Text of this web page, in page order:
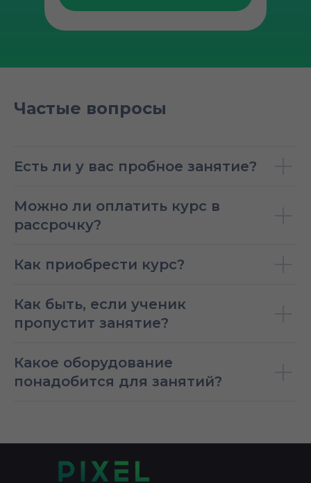
Частые вопросы
Есть ли у вас пробное занятие?
Можно ли оплатить курс в
рассрочку?
Как приобрести курс?
Как быть, если ученик
пропустит занятие?
Какое оборудование
понадобится для занятий?